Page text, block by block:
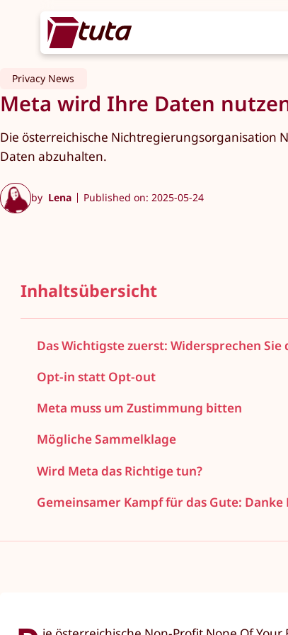
Privacy News
Meta wird Ihre Daten
Die österreichische Nichtregierungsorganisation
Daten abzuhalten.
by Lena Published on: 2025-05-24
Inhaltsübersicht
Das Wichtigste zuerst: Widersprechen
Opt-in statt Opt-out
Meta muss um Zustimmung bitten
Mögliche Sammelklage
Wird Meta das Richtige tun?
Gemeinsamer Kampf für das Gute: Danke